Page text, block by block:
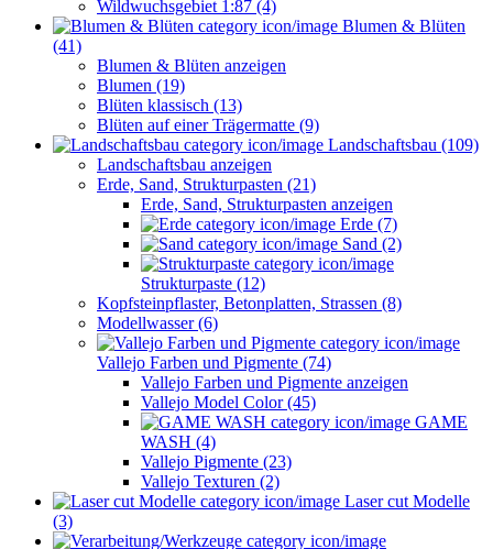
Wildwuchsgebiet 1:87 (4)
Blumen & Blüten
(41)
Blumen & Blüten anzeigen
Blumen (19)
Blüten klassisch (13)
Blüten auf einer Trägermatte (9)
Landschaftsbau (109)
Landschaftsbau anzeigen
Erde, Sand, Strukturpasten (21)
Erde, Sand, Strukturpasten anzeigen
Erde (7)
Sand (2)
Strukturpaste (12)
Kopfsteinpflaster, Betonplatten, Strassen (8)
Modellwasser (6)
Vallejo Farben und Pigmente (74)
Vallejo Farben und Pigmente anzeigen
Vallejo Model Color (45)
GAME
WASH (4)
Vallejo Pigmente (23)
Vallejo Texturen (2)
Laser cut Modelle
(3)